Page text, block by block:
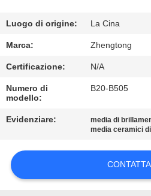
CONTROLLO
DI
QUALITÀ
CONTATTICI
RICHIEDA
Luogo di origine: La Cina
Marca: Zhengtong
Certificazione: N/A
Numero di
modello:
B20-B505
Evidenziare: media di
media ceramici